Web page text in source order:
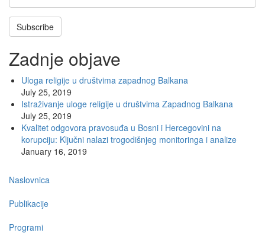
Subscribe
Zadnje objave
Uloga religije u društvima zapadnog Balkana
July 25, 2019
Istraživanje uloge religije u društvima Zapadnog Balkana
July 25, 2019
Kvalitet odgovora pravosuđa u Bosni i Hercegovini na
korupciju: Ključni nalazi trogodišnjeg monitoringa i analize
January 16, 2019
Main
navigation
Naslovnica
Publikacije
Programi